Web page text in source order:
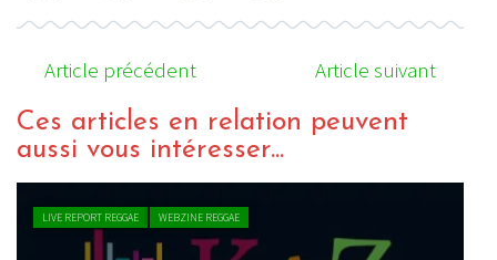
Article précédent Article suivant
Ces articles en relation peuvent
aussi vous intéresser...
LIVE REPORT REGGAE WEBZINE REGGAE